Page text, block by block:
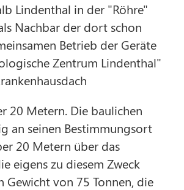
Lindenthal in der "Röhre"
Nachbar der dort schon
Betrieb der Geräte
Zentrum Lindenthal"
20 Metern. Die baulichen
an seinen Bestimmungsort
20 Metern über das
eigens zu diesem Zweck
von 75 Tonnen, die